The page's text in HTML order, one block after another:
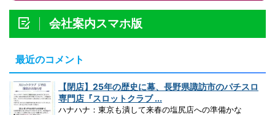
会社案内スマホ版
最近のコメント
【閉店】25年の歴史に幕、長野県諏訪市のパチスロ
専門店『スロットクラブ ...
ハナハナ：東京も潰して来春の塩尻店への準備かな